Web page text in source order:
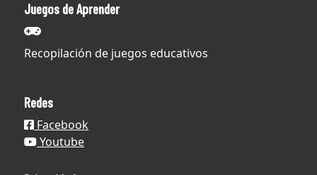
Juegos de Aprender
Recopilación de juegos educativos
Redes
Facebook
Youtube